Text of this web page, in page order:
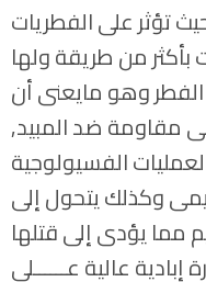
تؤثر على الفطريات
بأكثر من طريقة ولها
الفطر وهو مايعنى أن
مقاومة ضد المبيد,
الفسيولوجية
وكذلك يتحول إلى
مما يؤدى إلى قتلها
عالية عــــــلى